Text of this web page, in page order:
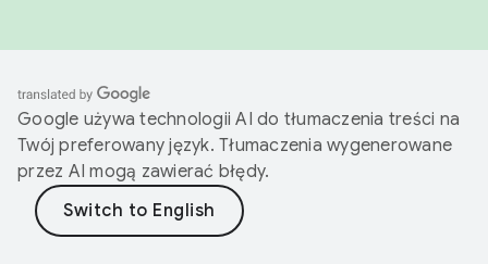
Google używa technologii AI do tłumaczenia treści na
Twój preferowany język. Tłumaczenia wygenerowane
przez AI mogą zawierać błędy.